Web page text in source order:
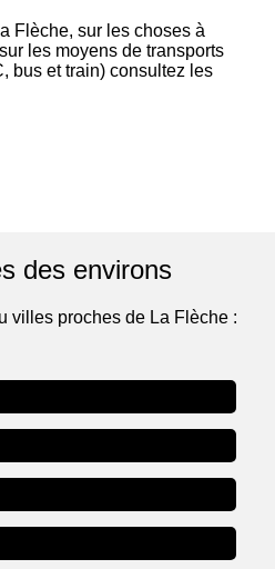
Flèche, sur les choses à
les moyens de transports
bus et train) consultez les
des environs
villes proches de La Flèche :